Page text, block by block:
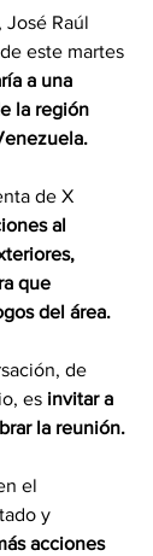
José Raúl
este martes
a una
la región
de X
al
que
del área.
de
es invitar a
la reunión.
el
y
acciones